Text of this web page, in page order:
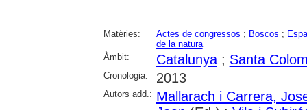
Matèries: Actes de congressos ; Boscos ;
de la natura
Àmbit:
Catalunya; Santa
Cronologia: 2013
Autors add.: Mallarach i Carrera,